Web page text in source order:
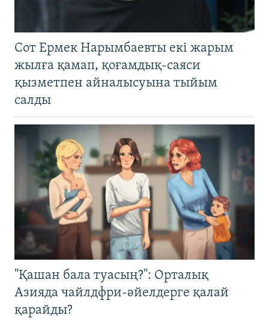
Сот Ермек Нарымбаевты екі жарым
жылға қамап, қоғамдық-саяси
қызметпен айналысуына тыйым
салды
"Қашан бала туасың?": Орталық
Азияда чайлдфри-әйелдерге қалай
қарайды?